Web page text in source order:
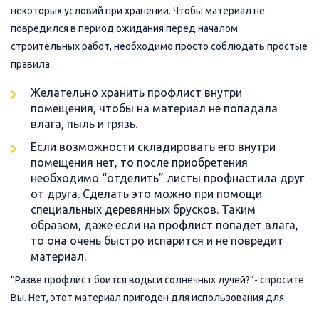
некоторых условий при хранении. Чтобы материал не
повредился в период ожидания перед началом
строительных работ, необходимо просто соблюдать простые
правила:
Желательно хранить профлист внутри
помещения, чтобы на материал не попадала
влага, пыль и грязь.
Если возможности складировать его внутри
помещения нет, то после приобретения
необходимо “отделить” листы профнастила друг
от друга. Сделать это можно при помощи
специальных деревянных брусков. Таким
образом, даже если на профлист попадет влага,
то она очень быстро испарится и не повредит
материал.
“Разве профлист боится воды и солнечных лучей?”- спросите
Вы. Нет, этот материал пригоден для использования для